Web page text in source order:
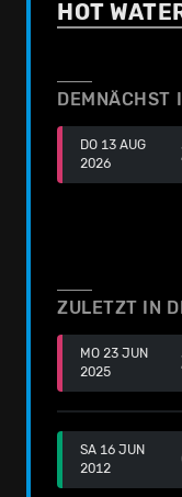
HOT
DEMNÄCHST
DO 13 AUG
2026
ZULETZT IN
MO 23 JUN
2025
SA 16 JUN
2012